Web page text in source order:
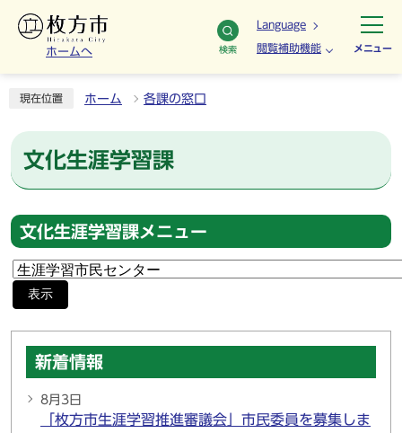
ホームへ 検索
Language
閲覧補助機能 メニュー
現在位置 ホーム 各課の窓口
文化生涯学習課
文化生涯学習課メニュー
表示
新着情報
8月3日
「枚方市生涯学習推進審議会」市民委員を募集しま